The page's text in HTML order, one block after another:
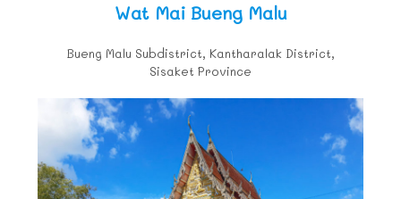
Wat Mai Bueng Malu
Bueng Malu Subdistrict, Kantharalak District,
Sisaket Province